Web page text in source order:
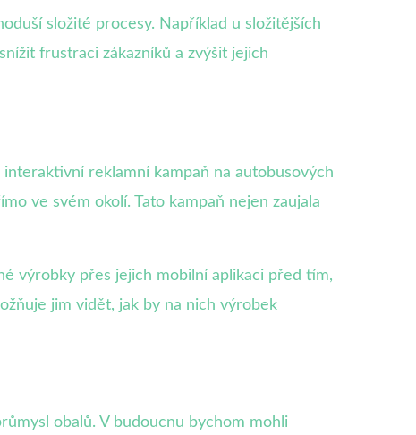
složité procesy. Například u složitějších
frustraci zákazníků a zvýšit jejich
reklamní kampaň na autobusových
ve svém okolí. Tato kampaň nejen zaujala
výrobky přes jejich mobilní aplikaci před tím,
jim vidět, jak by na nich výrobek
obalů. V budoucnu bychom mohli